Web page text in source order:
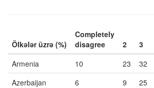
Ölkələr üzrə (%)
Completely
disagree
2 3
Armenia
10 23 32
Azerbaijan
6 9 25